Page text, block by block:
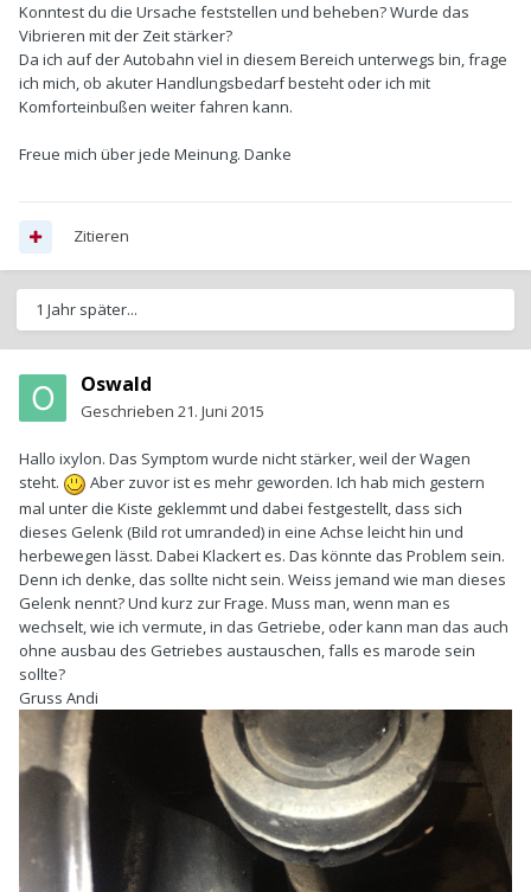
Konntest du die Ursache feststellen und beheben? Wurde das
Vibrieren mit der Zeit stärker?
Da ich auf der Autobahn viel in diesem Bereich unterwegs bin, frage
ich mich, ob akuter Handlungsbedarf besteht oder ich mit
Komforteinbußen weiter fahren kann.
Freue mich über jede Meinung. Danke
Zitieren
1 Jahr später...
Oswald
Geschrieben 21. Juni 2015
Hallo ixylon. Das Symptom wurde nicht stärker, weil der Wagen
steht.
Aber zuvor ist es mehr geworden. Ich hab mich gestern
mal unter die Kiste geklemmt und dabei festgestellt, dass sich
dieses Gelenk (Bild rot umranded) in eine Achse leicht hin und
herbewegen lässt. Dabei Klackert es. Das könnte das Problem sein.
Denn ich denke, das sollte nicht sein. Weiss jemand wie man dieses
Gelenk nennt? Und kurz zur Frage. Muss man, wenn man es
wechselt, wie ich vermute, in das Getriebe, oder kann man das auch
ohne ausbau des Getriebes austauschen, falls es marode sein
sollte?
Gruss Andi